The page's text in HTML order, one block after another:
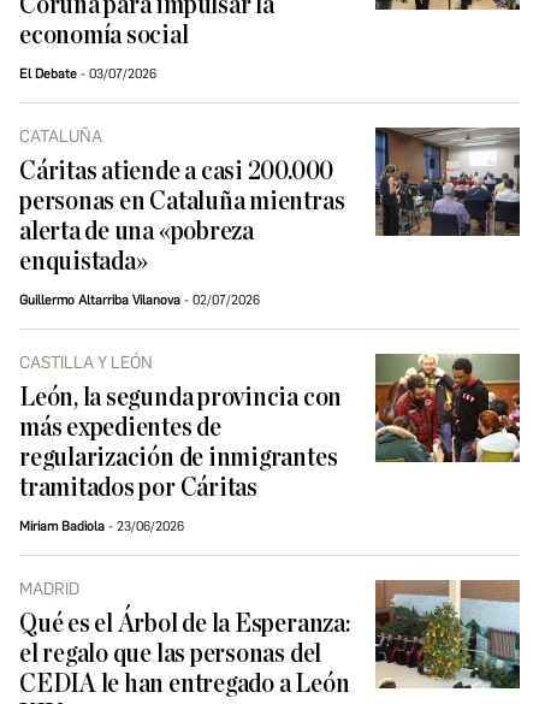
Coruña para impulsar la
economía social
El Debate 03/07/2026
CATALUÑA
Cáritas atiende a casi 200.000
personas en Cataluña mientras
alerta de una «pobreza
enquistada»
Guillermo Altarriba Vilanova 02/07/2026
CASTILLA Y LEÓN
León, la segunda provincia con
más expedientes de
regularización de inmigrantes
tramitados por Cáritas
Miriam Badiola 23/06/2026
MADRID
Qué es el Árbol de la Esperanza:
el regalo que las personas del
CEDIA le han entregado a León